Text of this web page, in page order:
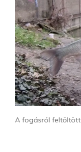
A fogásról feltöltött